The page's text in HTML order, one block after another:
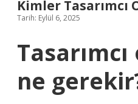
Kimler Tasarımcı
Tarih: Eylül 6, 2025
ne